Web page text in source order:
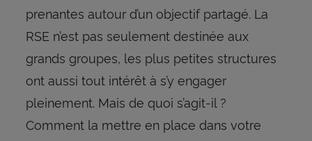
prenantes autour d’un objectif partagé. La
RSE n’est pas seulement destinée aux
grands groupes, les plus petites structures
ont aussi tout intérêt à s’y engager
pleinement. Mais de quoi s’agit-il ?
Comment la mettre en place dans votre